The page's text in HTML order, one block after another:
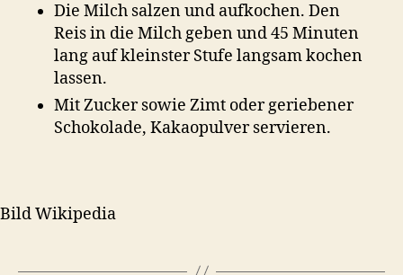
Die Milch salzen und aufkochen. Den
Reis in die Milch geben und 45 Minuten
lang auf kleinster Stufe langsam kochen
lassen.
Mit Zucker sowie Zimt oder geriebener
Schokolade, Kakaopulver servieren.
Bild Wikipedia